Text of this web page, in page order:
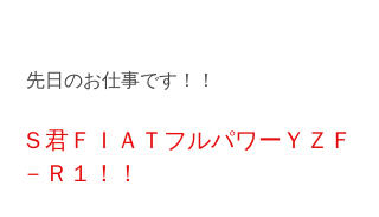
先日のお仕事です！！
Ｓ君ＦＩＡＴフルパワーＹＺＦ
－Ｒ１！！